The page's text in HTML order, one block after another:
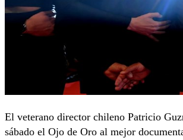
El veterano director chileno Patricio
sábado el Ojo de Oro al mejor